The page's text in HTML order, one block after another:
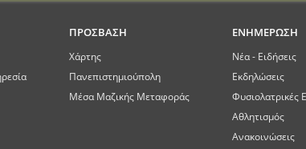
ΠΡΟΣΒΑΣΗ
Χάρτης
Πανεπιστημιούπολη
Μέσα Μαζικής Μεταφοράς
ΕΝΗΜΕΡΩΣΗ
Νέα - Ειδήσεις
Εκδηλώσεις
Φυσιολατρικές
Αθλητισμός
Ανακοινώσεις